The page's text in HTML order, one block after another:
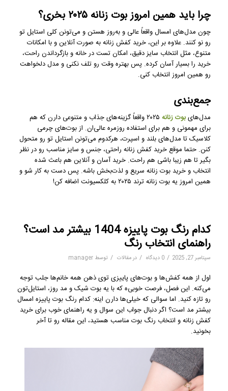
چرا باید همین امروز بوت زنانه ۲۰۲۵ بخری؟
چون مدل‌های امسال واقعاً عالی و به‌روز هستن و می‌تونن کلی استایل تو
رو نو کنند. علاوه بر این، خرید کفش زنانه به صورت آنلاین و با امکانات
متنوع، مثل انتخاب سایز دقیق، امکان تست در خانه و بازگرداندن راحت،
خرید را بسیار آسان کرده. پس بهتره وقت رو تلف نکنی و مدل دلخواهت
رو همین امروز انتخاب کنی.
جمع‌بندی
مدل‌هایبوت زنانه
۲۰۲۵ واقعاً گزینه‌های جذاب و متنوعی دارن که هم
برای مهمونی و هم برای استفاده روزمره عالی‌ان. از بوت‌های چرمی
کلاسیک تا مدل‌های بلند و اسپرت، هرکدوم می‌تونن استایل تو رو متحول
کنن. حتما موقع خرید کفش زنانه راحتی، جنس و سایز مناسب رو در نظر
بگیر تا هم زیبا باشی هم راحت. خرید آسان و آنلاین هم باعث شده
انتخاب و خرید بوت زنانه سریع و لذت‌بخش باشه. پس دست به کار شو و
همین امروز یه بوت زنانه ترند ۲۰۲۵ به کلکسیونت اضافه کن!
کدام رنگ بوت پاییزه 1404 بیشتر مد است؟
راهنمای انتخاب رنگ
سپتامبر 27, 2025 / 0 دیدگاه / درمقالات / توسط manager
اول از همه کفش‌ها و بوت‌های پاییزی توی ذهن همه خانم‌ها جلب توجه
می‌کنه. این فصل، فرصت خوبی‌ه که با یه بوت شیک و مد روز، استایل‌تون
رو تازه کنید. اما سوالی که خیلی‌ها دارن اینه: کدام رنگ بوت پاییزه امسال
بیشتر مد است؟ اگر دنبال جواب این سوال و یه راهنمای خوب برای خرید
کفش زنانه و انتخاب رنگ بوت مناسب هستید، این مقاله رو تا آخر
بخونید.